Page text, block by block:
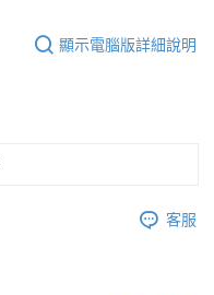
顯示電腦版詳細說明
客服